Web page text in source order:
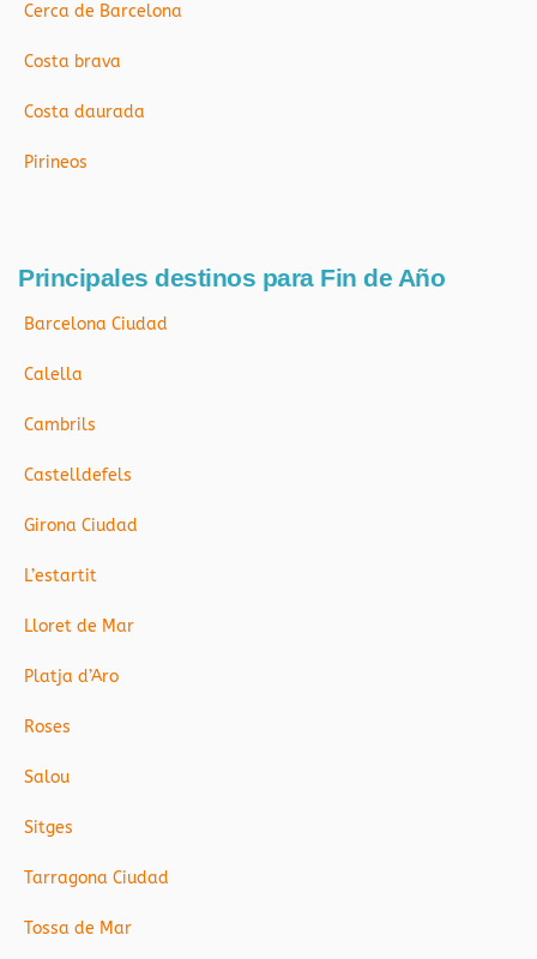
Cerca de Barcelona
Costa brava
Costa daurada
Pirineos
Principales destinos para Fin de Año
Barcelona Ciudad
Calella
Cambrils
Castelldefels
Girona Ciudad
L’estartit
Lloret de Mar
Platja d’Aro
Roses
Salou
Sitges
Tarragona Ciudad
Tossa de Mar